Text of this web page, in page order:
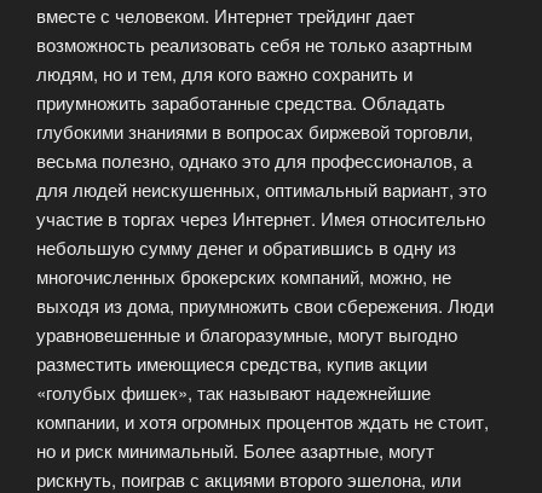
вместе с человеком. Интернет трейдинг дает
возможность реализовать себя не только азартным
людям, но и тем, для кого важно сохранить и
приумножить заработанные средства. Обладать
глубокими знаниями в вопросах биржевой торговли,
весьма полезно, однако это для профессионалов, а
для людей неискушенных, оптимальный вариант, это
участие в торгах через Интернет. Имея относительно
небольшую сумму денег и обратившись в одну из
многочисленных брокерских компаний, можно, не
выходя из дома, приумножить свои сбережения. Люди
уравновешенные и благоразумные, могут выгодно
разместить имеющиеся средства, купив акции
«голубых фишек», так называют надежнейшие
компании, и хотя огромных процентов ждать не стоит,
но и риск минимальный. Более азартные, могут
рискнуть, поиграв с акциями второго эшелона, или